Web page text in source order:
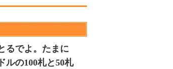
るでよ。たまに
ルの100札と50札